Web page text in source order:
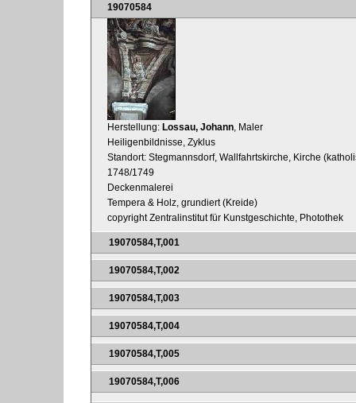
19070584
Herstellung: Lossau, Johann , Maler
Heiligenbildnisse, Zyklus
Standort: Stegmannsdorf, Wallfahrtskirche, Kirche
1748/1749
Deckenmalerei
Tempera & Holz, grundiert (Kreide)
copyright Zentralinstitut für Kunstgeschichte, Photothek
19070584,T,001
19070584,T,002
19070584,T,003
19070584,T,004
19070584,T,005
19070584,T,006